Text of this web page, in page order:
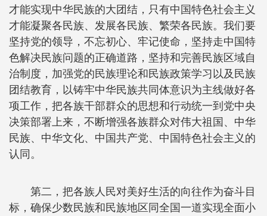
才能实现中华民族的大团结，只有中国特色社会主义
才能凝聚各民族、发展各民族、繁荣各民族。我们要
坚持党的领导，不忘初心、牢记使命，坚持走中国特
色解决民族问题的正确道路，坚持和完善民族区域自
治制度，加强党的民族理论和民族政策学习以及民族
团结教育，以铸牢中华民族共同体意识为主线做好各
项工作，把各族干部群众的思想和行动统一到党中央
决策部署上来，不断增强各族群众对伟大祖国、中华
民族、中华文化、中国共产党、中国特色社会主义的
认同。
第二，把各族人民对美好生活的向往作为奋斗目
标，确保少数民族和民族地区同全国一道实现全面小